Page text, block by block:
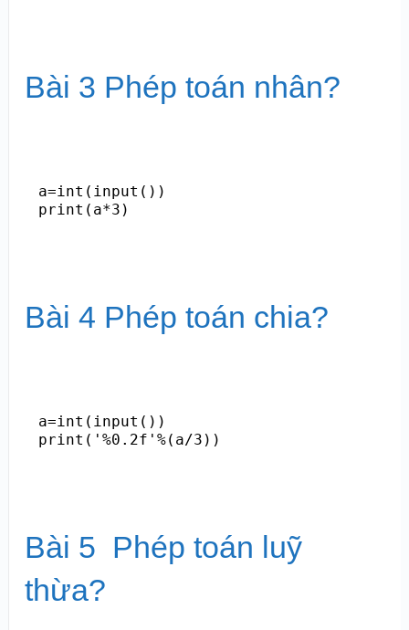
Bài 3 Phép toán nhân?
a=int(input())
print(a*3)
Bài 4 Phép toán chia?
a=int(input())
print('%0.2f'%(a/3))
Bài 5 Phép toán luỹ
thừa?